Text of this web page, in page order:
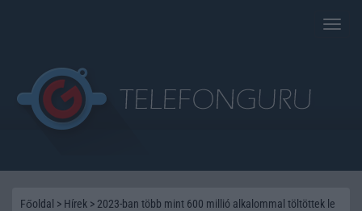
Toggle
Főoldal > Hírek > 2023-ban több mint 600 millió alkalommal töltöttek le